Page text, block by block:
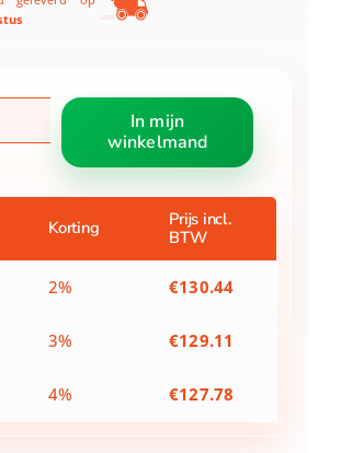
In mijn
winkelmand
Korting
Prijs incl.
BTW
2% €130.44
3% €129.11
4% €127.78